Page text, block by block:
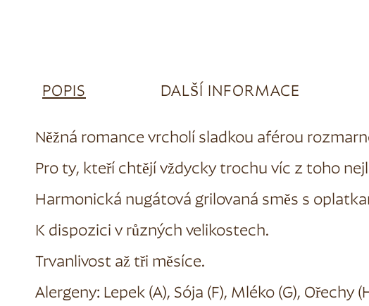
POPIS DALŠÍ INFORMACE
Něžná romance vrcholí sladkou aférou
Pro ty, kteří chtějí vždycky trochu víc z toho
Harmonická nugátová grilovaná směs s
K dispozici v různých velikostech.
Trvanlivost až tři měsíce.
Alergeny: Lepek (A), Sója (F), Mléko (G), Ořechy